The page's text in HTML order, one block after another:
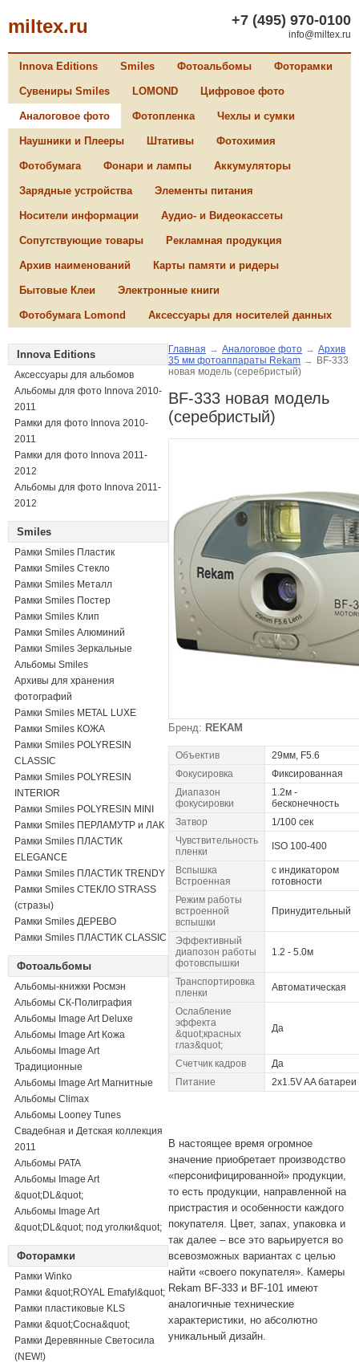
miltex.ru +7 (495) 970-0100
info@miltex.ru
Innova Editions Smiles Фотоальбомы Фоторамки
Сувениры Smiles LOMOND Цифровое фото
Аналоговое фото Фотопленка Чехлы и сумки
Наушники и Плееры Штативы Фотохимия
Фотобумага Фонари и лампы Аккумуляторы
Зарядные устройства Элементы питания
Носители информации Аудио- и Видеокассеты
Сопутствующие товары Рекламная продукция
Архив наименований Карты памяти и ридеры
Бытовые Клеи Электронные книги
Фотобумага Lomond Аксессуары для носителей данных
Innova Editions
Аксессуары для альбомов
Альбомы для фото Innova 2010-
2011
Рамки для фото Innova 2010-
2011
Рамки для фото Innova 2011-
2012
Альбомы для фото Innova 2011-
2012
Smiles
Рамки Smiles Пластик
Рамки Smiles Стекло
Рамки Smiles Металл
Рамки Smiles Постер
Рамки Smiles Клип
Рамки Smiles Алюминий
Рамки Smiles Зеркальные
Альбомы Smiles
Архивы для хранения
фотографий
Рамки Smiles METAL LUXE
Рамки Smiles КОЖА
Рамки Smiles POLYRESIN
CLASSIC
Рамки Smiles POLYRESIN
INTERIOR
Рамки Smiles POLYRESIN MINI
Рамки Smiles ПЕРЛАМУТР и ЛАК
Рамки Smiles ПЛАСТИК
ELEGANCE
Рамки Smiles ПЛАСТИК TRENDY
Рамки Smiles СТЕКЛО STRASS
(стразы)
Рамки Smiles ДЕРЕВО
Рамки Smiles ПЛАСТИК CLASSIC
Фотоальбомы
Альбомы-книжки Росмэн
Альбомы СК-Полиграфия
Альбомы Image Art Deluxe
Альбомы Image Art Кожа
Альбомы Image Art
Традиционные
Альбомы Image Art Магнитные
Альбомы Climax
Альбомы Looney Tunes
Свадебная и Детская коллекция
2011
Альбомы PATA
Альбомы Image Art
&quot;DL&quot;
Альбомы Image Art
&quot;DL&quot; под уголки&quot;
Фоторамки
Рамки Winko
Рамки &quot;ROYAL Emafyl&quot;
Рамки пластиковые KLS
Рамки &quot;Сосна&quot;
Рамки Деревянные Светосила
(NEW!)
Главная → Аналоговое фото → Архив
35 мм фотоаппараты Rekam → BF-333
новая модель (серебристый)
BF-333 новая модель
(серебристый)
Бренд: REKAM
Объектив
29мм, F5.6
Фокусировка
Фиксированная
Диапазон
фокусировки
1.2м -
бесконечность
Затвор
1/100 сек
Чувствительность
пленки
ISO 100-400
Вспышка
Встроенная
с индикатором
готовности
Режим работы
встроенной
вспышки
Принудительный
Эффективный
диапозон работы
фотовспышки
1.2 - 5.0м
Транспортировка
пленки
Автоматическая
Ослабление
эффекта
&quot;красных
глаз&quot;
Да
Счетчик кадров
Да
Питание
2x1.5V AA батареи
В настоящее время огромное
значение приобретает производство
«персонифицированной» продукции,
то есть продукции, направленной на
пристрастия и особенности каждого
покупателя. Цвет, запах, упаковка и
так далее – все это варьируется во
всевозможных вариантах с целью
найти «своего покупателя». Камеры
Rekam BF-333 и BF-101 имеют
аналогичные технические
характеристики, но абсолютно
уникальный дизайн.